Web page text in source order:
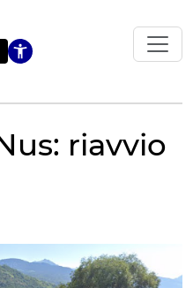
Apri le
riavvio